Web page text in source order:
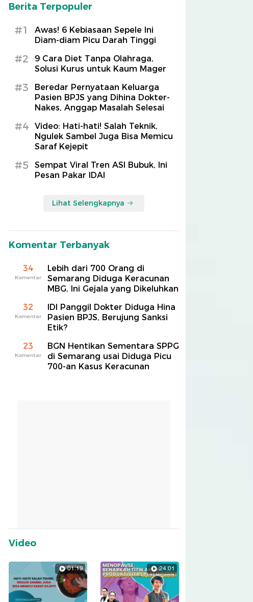
Berita Terpopuler
#1
Awas! 6 Kebiasaan Sepele Ini
Diam-diam Picu Darah Tinggi
#2
9 Cara Diet Tanpa Olahraga,
Solusi Kurus untuk Kaum Mager
#3
Beredar Pernyataan Keluarga
Pasien BPJS yang Dihina Dokter-
Nakes, Anggap Masalah Selesai
#4
Video: Hati-hati! Salah Teknik,
Ngulek Sambel Juga Bisa Memicu
Saraf Kejepit
#5
Sempat Viral Tren ASI Bubuk, Ini
Pesan Pakar IDAI
Lihat Selengkapnya
Komentar Terbanyak
34
Komentar
Lebih dari 700 Orang di
Semarang Diduga Keracunan
MBG, Ini Gejala yang Dikeluhkan
32
Komentar
IDI Panggil Dokter Diduga Hina
Pasien BPJS, Berujung Sanksi
Etik?
23
Komentar
BGN Hentikan Sementara SPPG
di Semarang usai Diduga Picu
700-an Kasus Keracunan
Video
01:19 24:01